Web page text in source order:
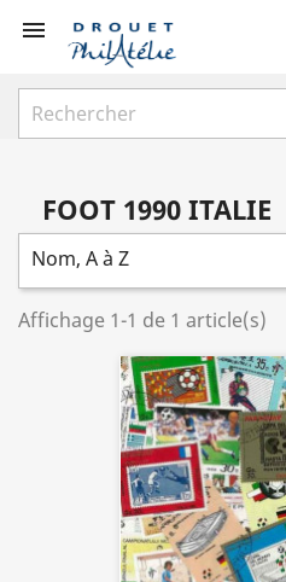

FOOT 1990 ITALIE
Nom, A à Z
Affichage 1-1 de 1 article(s)